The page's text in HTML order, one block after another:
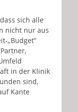
sich alle
nicht nur aus
„Budget“
in der Klinik
sind,
Kante